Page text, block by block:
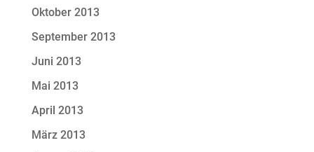
Oktober 2013
September 2013
Juni 2013
Mai 2013
April 2013
März 2013